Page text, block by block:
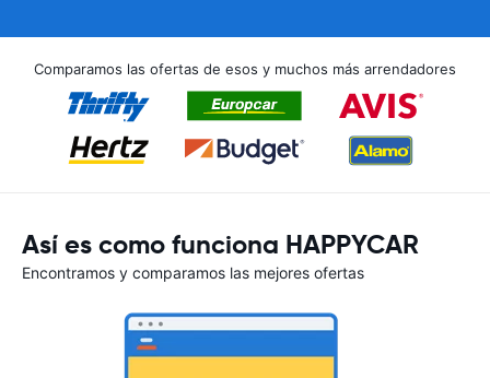
Comparamos las ofertas de esos y muchos más arrendadores
Así es como funciona HAPPYCAR
Encontramos y comparamos las mejores ofertas